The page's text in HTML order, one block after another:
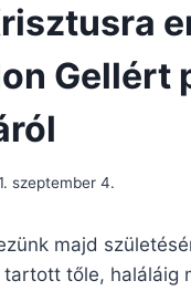
szeptember 4.
majd
tőle, haláláig